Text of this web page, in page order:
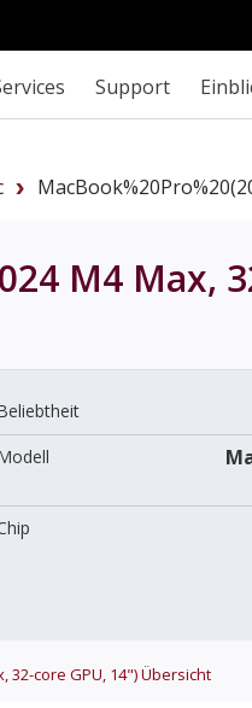
Support
M4 Max,
32-core GPU, 14")Übersicht